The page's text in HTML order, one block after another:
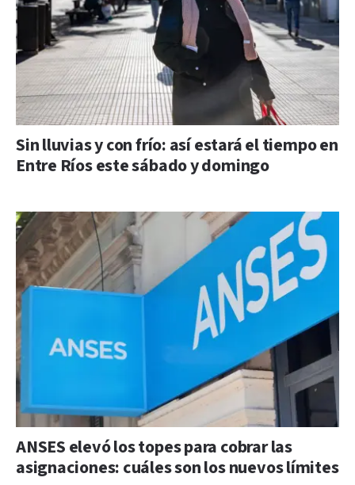
Sin lluvias y con frío: así estará el tiempo en
Entre Ríos este sábado y domingo
ANSES elevó los topes para cobrar las
asignaciones: cuáles son los nuevos límites